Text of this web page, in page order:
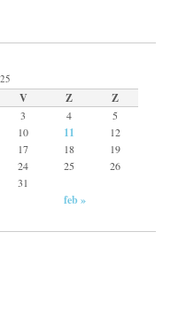
V Z Z
3 4 5
10 11
12
17 18
19
24 25 26
31
feb »